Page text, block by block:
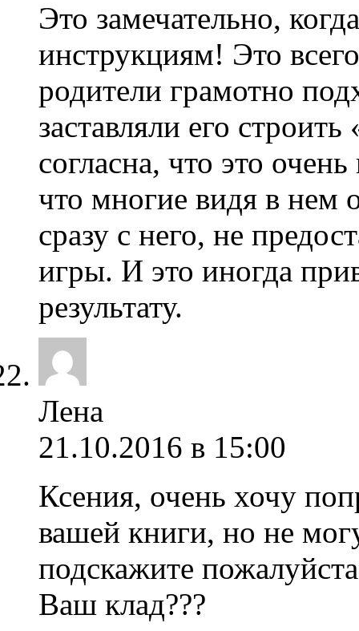
Это замечательно,
инструкциям! Это
родители грамотно
заставляли его
согласна, что это
что многие видя в нем
сразу с него, не
игры. И это иногда
результату.
Лена
21.10.2016 в 15:00
Ксения, очень хочу
вашей книги, но не
подскажите
Ваш клад???